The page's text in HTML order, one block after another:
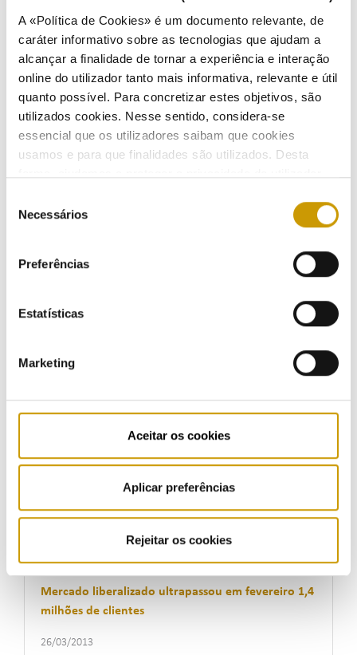
A «Política de Cookies» é um documento relevante, de
caráter informativo sobre as tecnologias que ajudam a
alcançar a finalidade de tornar a experiência e interação
online do utilizador tanto mais informativa, relevante e útil
quanto possível. Para concretizar estes objetivos, são
utilizados cookies. Nesse sentido, considera-se
essencial que os utilizadores saibam que cookies
usamos e para que finalidades são utilizados. Desta
simples possível de usar. Para obter mais informações
sobre como são tratados os seus dados pessoais,
consulte a nossa Listen
Necessários
Preferências
Estatísticas
Marketing
Aceitar os cookies
Aplicar preferências
Rejeitar os cookies
Mercado liberalizado atingiu em abril cerca de 1
milhão e 650 mil clientes
23/05/2013
da regulação e dos serviços
Número de clientes no mercado liberalizado mais
02/05/2013
ERSE realiza Workshop Internacional sobre
Vertente Técnica da Qualidade de Serviço do Setor
11/04/2013
Mercado liberalizado ultrapassou em fevereiro 1,4
milhões de clientes
26/03/2013